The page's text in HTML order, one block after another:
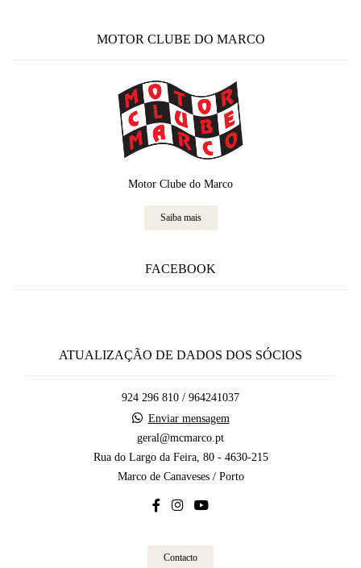
MOTOR CLUBE DO MARCO
Motor Clube do Marco
Saiba mais
FACEBOOK
ATUALIZAÇÃO DE DADOS DOS SÓCIOS
924 296 810 / 964241037
Enviar mensagem
geral@mcmarco.pt
Rua do Largo da Feira, 80 - 4630-215
Marco de Canaveses / Porto
Contacto